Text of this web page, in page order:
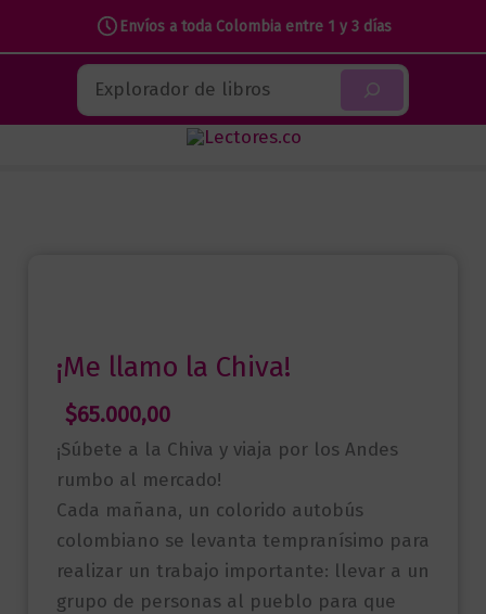
Envíos a toda Colombia entre 1 y 3 días
contenido
Buscar
¡Me llamo la Chiva!
$65.000,00
¡Súbete a la Chiva y viaja por los Andes
rumbo al mercado!
Cada mañana, un colorido autobús
colombiano se levanta tempranísimo para
realizar un trabajo importante: llevar a un
grupo de personas al pueblo para que